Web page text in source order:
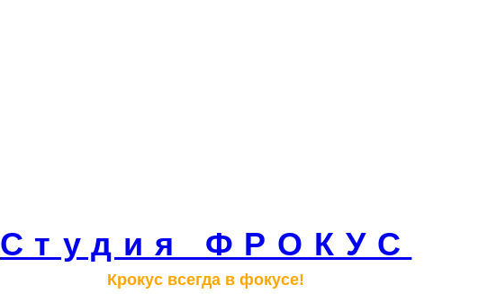
Студия ФРОКУС
Крокус всегда в фокусе!